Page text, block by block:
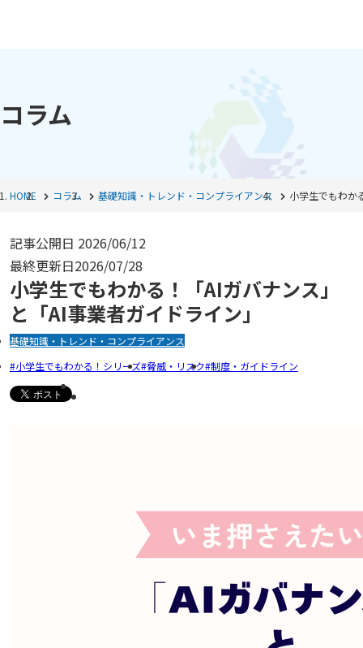
コラム
HOME コラム 基礎知識・トレンド・コンプライアンス 小学生でもわか
記事公開日 2026/06/12
最終更新日2026/07/28
小学生でもわかる！「AIガバナンス」
と「AI事業者ガイドライン」
基礎知識・トレンド・コンプライアンス
小学生でもわかる！シリーズ 脅威・リスク 制度・ガイドライン